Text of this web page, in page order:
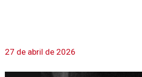
27 de abril de 2026